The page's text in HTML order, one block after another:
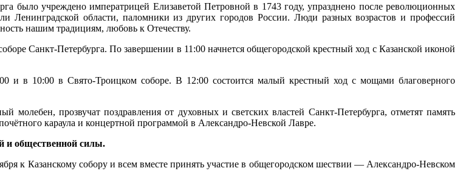
было учреждено императрицей Елизаветой Петровной в 1743 году, упразднено после революционных
области, паломники из других городов России. Люди разных возрастов и профессий
нашим традициям, любовь к Отечеству.
Санкт-Петербурга. По завершении в 11:00 начнется общегородской крестный ход с Казанской иконой
и в 10:00 в Свято-Троицком соборе. В 12:00 состоится малый крестный ход с мощами благоверного
молебен, прозвучат поздравления от духовных и светских властей Санкт-Петербурга, отметят память
караула и концертной программой в Александро-Невской Лавре.
и общественной силы.
к Казанскому собору и всем вместе принять участие в общегородском шествии — Александро-Невском